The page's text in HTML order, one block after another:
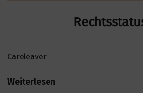
Careleaver
Weiterlesen